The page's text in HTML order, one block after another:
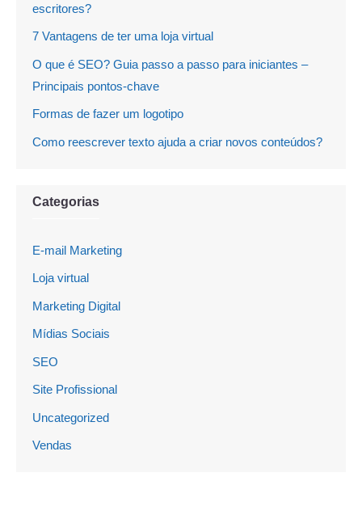
escritores?
7 Vantagens de ter uma loja virtual
O que é SEO? Guia passo a passo para iniciantes –
Principais pontos-chave
Formas de fazer um logotipo
Como reescrever texto ajuda a criar novos conteúdos?
Categorias
E-mail Marketing
Loja virtual
Marketing Digital
Mídias Sociais
SEO
Site Profissional
Uncategorized
Vendas